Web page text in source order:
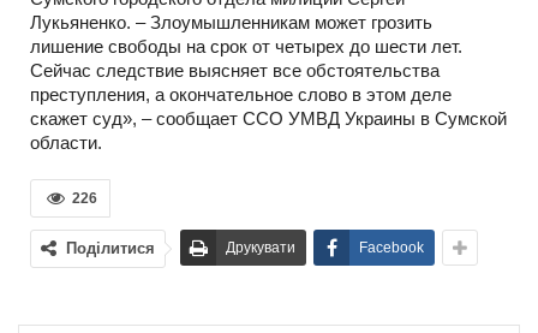
Лукьяненко. – Злоумышленникам может грозить
лишение свободы на срок от четырех до шести лет.
Сейчас следствие выясняет все обстоятельства
преступления, а окончательное слово в этом деле
скажет суд», – сообщает ССО УМВД Украины в Сумской
области.
226
Поділитися Друкувати Facebook